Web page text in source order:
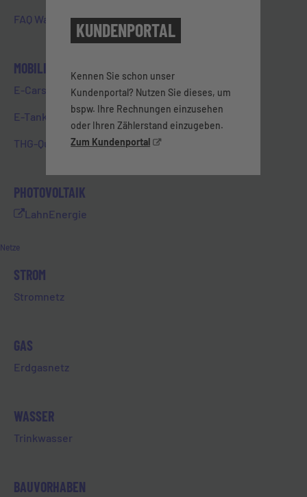
FAQ Wasser & PFAS
MOBILITÄT
E-Carsharing
E-Tanken in Limburg
THG-Quote
PHOTOVOLTAIK
LahnEnergie
Netze
STROM
Stromnetz
GAS
Erdgasnetz
WASSER
Trinkwasser
BAUVORHABEN
HILFEBEREICH
FAQ
KONTAKT
NEWSLETTER
rund um Limburg und der EVL erhalten!
KUNDENPORTAL
Kennen Sie schon unser
Kundenportal? Nutzen Sie dieses, um
bspw. Ihre Rechnungen einzusehen
oder Ihren Zählerstand einzugeben.
Zum Kundenportal